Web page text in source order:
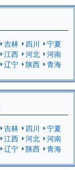
吉林 四川
宁夏
江西 河北
河南
辽宁 陕西
青海
吉林 四川
宁夏
江西 河北
河南
辽宁 陕西
青海